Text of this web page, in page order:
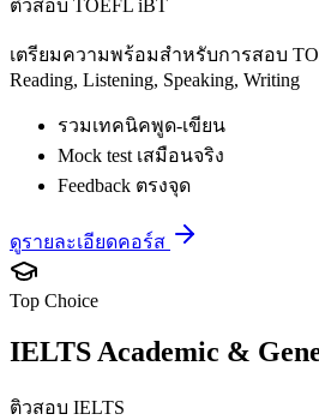
ติวสอบ TOEFL iBT
เตรียมความพร้อมสำหรับการสอบ
Reading, Listening, Speaking, Writing
รวมเทคนิคพูด-เขียน
Mock test เสมือนจริง
Feedback ตรงจุด
ดูรายละเอียดคอร์ส
Top Choice
IELTS Academic &
ติวสอบ IELTS